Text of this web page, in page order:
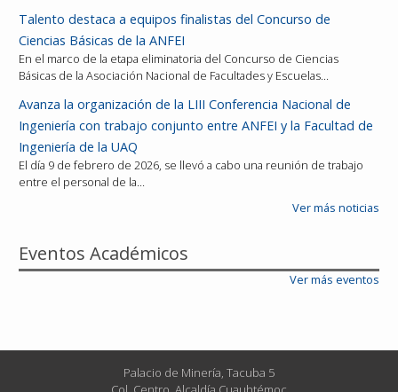
Talento destaca a equipos finalistas del Concurso de
Ciencias Básicas de la ANFEI
En el marco de la etapa eliminatoria del Concurso de Ciencias
Básicas de la Asociación Nacional de Facultades y Escuelas…
Avanza la organización de la LIII Conferencia Nacional de
Ingeniería con trabajo conjunto entre ANFEI y la Facultad de
Ingeniería de la UAQ
El día 9 de febrero de 2026, se llevó a cabo una reunión de trabajo
entre el personal de la…
Ver más noticias
Eventos Académicos
Ver más eventos
Palacio de Minería, Tacuba 5